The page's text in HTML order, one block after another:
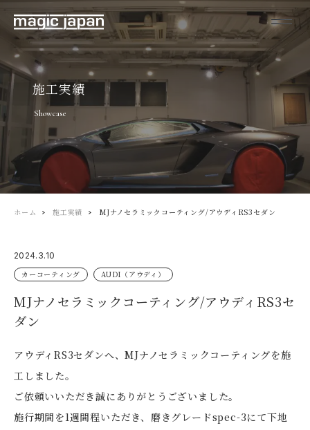
施工実績
Showcase
ホーム 施工実績 MJナノセラミックコーティング/アウディRS3セダン
2024.3.10
カーコーティング
AUDI（アウディ）
MJナノセラミックコーティング/アウディRS3セ
ダン
アウディRS3セダンへ、MJナノセラミックコーティングを施
工しました。
ご依頼いいただき誠にありがとうございました。
施行期間を1週間程いただき、磨きグレードspec-3にて下地